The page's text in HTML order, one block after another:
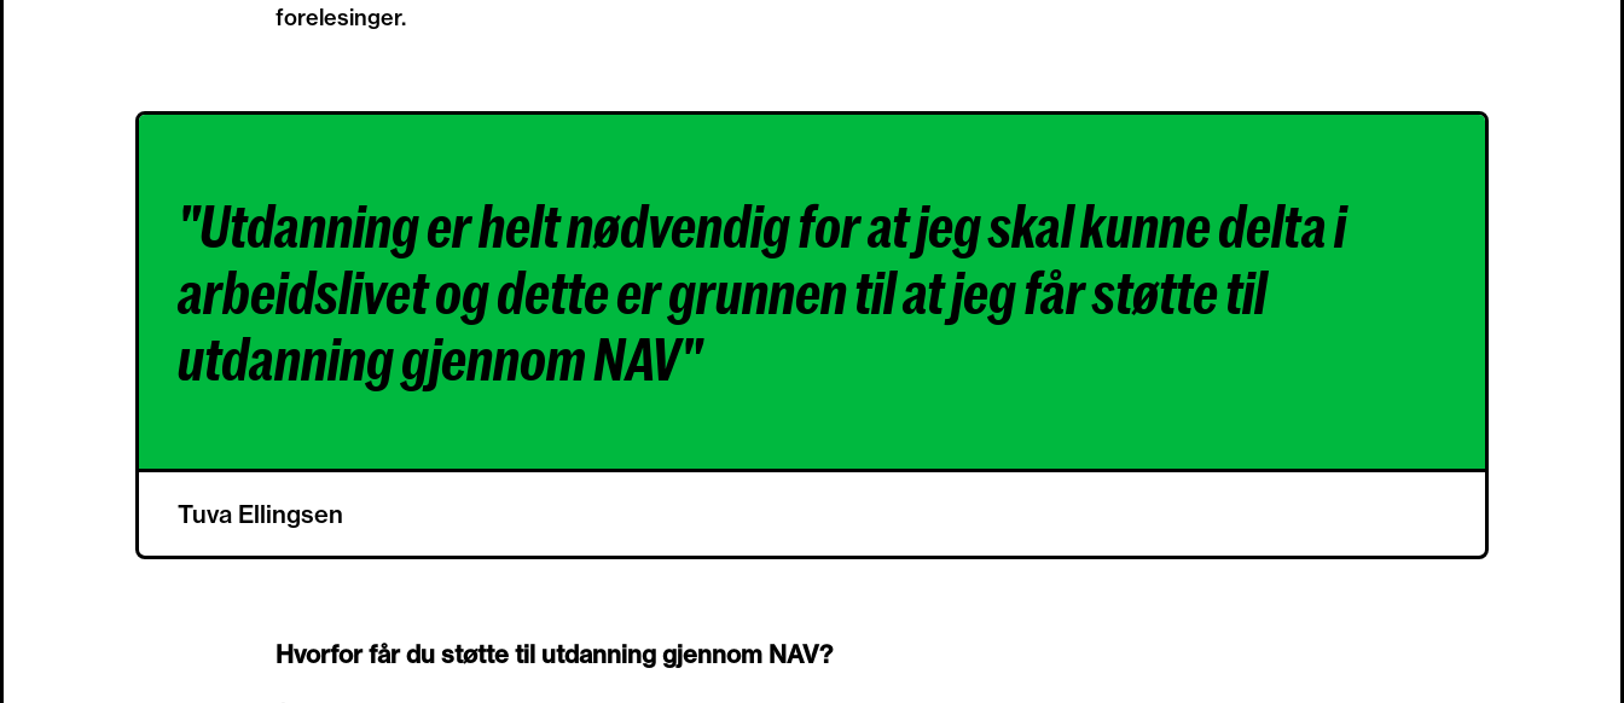
forelesinger.
"Utdanning er helt nødvendig for at jeg skal kunne delta i
arbeidslivet og dette er grunnen til at jeg får støtte til
utdanning gjennom NAV"
Tuva Ellingsen
Hvorfor får du støtte til utdanning gjennom NAV?